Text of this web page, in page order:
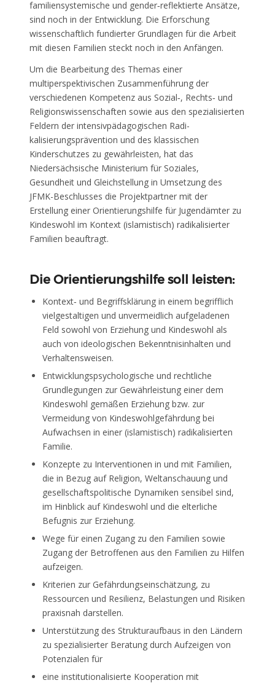
familiensystemische und gender‐reflektierte Ansätze,
sind noch in der Entwicklung. Die Erforschung
wissenschaftlich fundierter Grundlagen für die Arbeit
mit diesen Familien steckt noch in den Anfängen.
Um die Bearbeitung des Themas einer
multiperspektivischen Zusammenführung der
verschiedenen Kompetenz aus Sozial‐, Rechts‐ und
Religionswissenschaften sowie aus den spezialisierten
Feldern der intensivpädagogischen Radi-
kalisierungsprävention und des klassischen
Kinderschutzes zu gewährleisten, hat das
Niedersächsische Ministerium für Soziales,
Gesundheit und Gleichstellung in Umsetzung des
JFMK-Beschlusses die Projektpartner mit der
Erstellung einer Orientierungshilfe für Jugendämter zu
Kindeswohl im Kontext (islamistisch) radikalisierter
Familien beauftragt.
Die Orientierungshilfe soll leisten:
Kontext‐ und Begriffsklärung in einem begrifflich
vielgestaltigen und unvermeidlich aufgeladenen
Feld sowohl von Erziehung und Kindeswohl als
auch von ideologischen Bekenntnisinhalten und
Verhaltensweisen.
Entwicklungspsychologische und rechtliche
Grundlegungen zur Gewährleistung einer dem
Kindeswohl gemäßen Erziehung bzw. zur
Vermeidung von Kindeswohlgefährdung bei
Aufwachsen in einer (islamistisch) radikalisierten
Familie.
Konzepte zu Interventionen in und mit Familien,
die in Bezug auf Religion, Weltanschauung und
gesellschaftspolitische Dynamiken sensibel sind,
im Hinblick auf Kindeswohl und die elterliche
Befugnis zur Erziehung.
Wege für einen Zugang zu den Familien sowie
Zugang der Betroffenen aus den Familien zu Hilfen
aufzeigen.
Kriterien zur Gefährdungseinschätzung, zu
Ressourcen und Resilienz, Belastungen und Risiken
praxisnah darstellen.
Unterstützung des Strukturaufbaus in den Ländern
zu spezialisierter Beratung durch Aufzeigen von
Potenzialen für
eine institutionalisierte Kooperation mit